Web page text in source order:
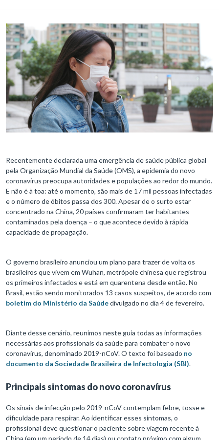
Recentemente declarada uma emergência de saúde pública global
pela Organização Mundial da Saúde (OMS), a epidemia do novo
coronavírus preocupa autoridades e populações ao redor do mundo.
E não é à toa: até o momento, são mais de 17 mil pessoas infectadas
e o número de óbitos passa dos 300. Apesar de o surto estar
concentrado na China, 20 países confirmaram ter habitantes
contaminados pela doença – o que acontece devido à rápida
capacidade de propagação.
O governo brasileiro anunciou um plano para trazer de volta os
brasileiros que vivem em Wuhan, metrópole chinesa que registrou
os primeiros infectados e está em quarentena desde então. No
Brasil, estão sendo monitorados 13 casos suspeitos, de acordo com
boletim do Ministério da Saúdedivulgado no dia 4 de fevereiro.
Diante desse cenário, reunimos neste guia todas as informações
necessárias aos profissionais da saúde para combater o novo
coronavírus, denominado 2019-nCoV. O texto foi baseado no
documento da Sociedade Brasileira de Infectologia (SBI).
Principais sintomas do novo coronavírus
Os sinais de infecção pelo 2019-nCoV contemplam febre, tosse e
dificuldade para respirar. Ao identificar esses sintomas, o
profissional deve questionar o paciente sobre viagem recente à